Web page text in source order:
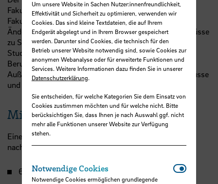
Fakultätsebene, d.h. jede Fakultät hat ihren eigenen
Fakultätsrat. Er regelt Vorschläge für die Einführung,
Änderung und Aufhebung von Studiengängen, Beschlüsse
zu Studienplänen und Prüfungsordnungen einzelner
Studiengänge sowie der Bildung von
Berufungskommissionen und Berufungsvorschlägen.
Außerdem wählt er das Dekanat, die Prüfungsausschüsse
und Studienkommissionen.
Mitglieder
Einem Fakultätsrat gehören 13 Frauen und Männer an,
nach Statusgruppen wie folgt gegliedert:
6 Professor:innen
Um unsere Website in Sachen Nutzer:innenfreundlichkeit,
Effektivität und Sicherheit zu optimieren, verwenden wir
Cookies. Das sind kleine Textdateien, die auf Ihrem
Endgerät abgelegt und in Ihrem Browser gespeichert
werden. Darunter sind Cookies, die technisch für den
Betrieb unserer Website notwendig sind, sowie Cookies zur
anonymen Webanalyse oder für erweiterte Funktionen und
Services. Weitere Informationen dazu finden Sie in unserer
Datenschutzerklärung.
Sie entscheiden, für welche Kategorien Sie dem Einsatz von
Cookies zustimmen möchten und für welche nicht. Bitte
berücksichtigen Sie, dass Ihnen je nach Auswahl ggf. nicht
mehr alle Funktionen unserer Website zur Verfügung
stehen.
Notwendige Cookies
Notwendige Cookies ermöglichen grundlegende